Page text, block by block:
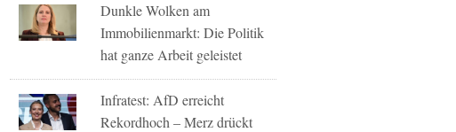
Dunkle Wolken am
Immobilienmarkt: Die Politik
hat ganze Arbeit geleistet
Infratest: AfD erreicht
Rekordhoch – Merz drückt